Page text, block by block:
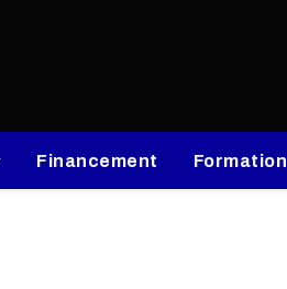
Financement Formation